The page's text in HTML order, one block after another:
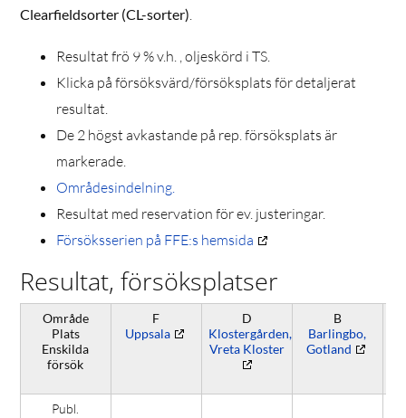
Clearfieldsorter (CL-sorter).
Resultat frö 9 % v.h. , oljeskörd i TS.
Klicka på försöksvärd/försöksplats för detaljerat
resultat.
De 2 högst avkastande på rep. försöksplats är
markerade.
Områdesindelning.
Resultat med reservation för ev. justeringar.
Försöksserien på FFE:s hemsida
Resultat, försöksplatser
Område
Plats
Enskilda
försök
F
Uppsala
D
Klostergården,
Vreta Kloster
B
Barlingbo,
Gotland
Publ.